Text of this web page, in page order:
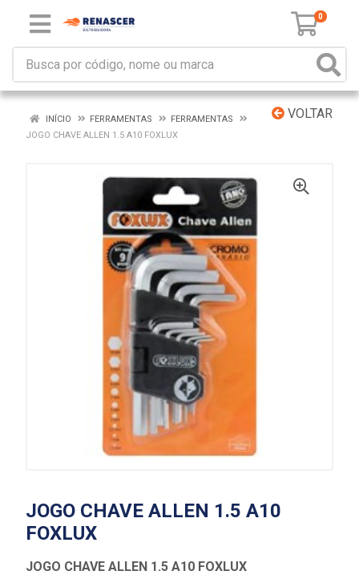
0
VOLTAR
INÍCIO FERRAMENTAS
FERRAMENTAS
JOGO CHAVE ALLEN 1.5 A10 FOXLUX
JOGO CHAVE ALLEN 1.5 A10
FOXLUX
JOGO CHAVE ALLEN 1.5 A10 FOXLUX